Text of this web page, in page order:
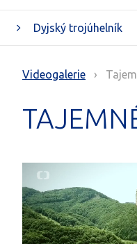
Dyjský trojúhelník
Videogalerie ›